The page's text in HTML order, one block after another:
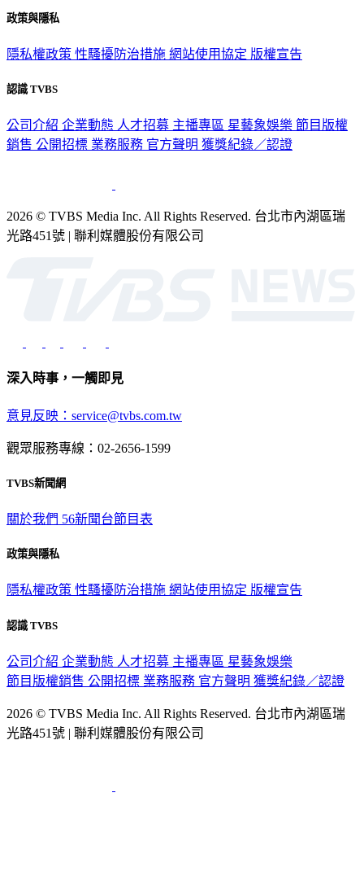
政策與隱私
隱私權政策 性騷擾防治措施 網站使用協定 版權宣告
認識 TVBS
公司介紹 企業動態 人才招募 主播專區 星藝象娛樂 節目版權
銷售 公開招標 業務服務 官方聲明 獲獎紀錄／認證
2026 © TVBS Media Inc. All Rights Reserved. 台北市內湖區瑞
光路451號 | 聯利媒體股份有限公司
深入時事，一觸即見
意見反映：service@tvbs.com.tw
觀眾服務專線：02-2656-1599
TVBS新聞網
關於我們 56新聞台節目表
政策與隱私
隱私權政策 性騷擾防治措施 網站使用協定 版權宣告
認識 TVBS
公司介紹 企業動態 人才招募 主播專區 星藝象娛樂
節目版權銷售 公開招標 業務服務 官方聲明 獲獎紀錄／認證
2026 © TVBS Media Inc. All Rights Reserved. 台北市內湖區瑞
光路451號 | 聯利媒體股份有限公司